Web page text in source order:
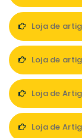
Loja de
Loja de
Loja de
Loja de